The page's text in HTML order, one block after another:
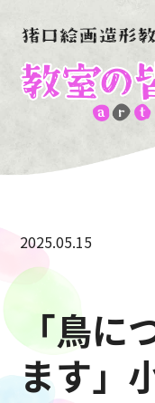
2025.05.15
「鳥に
ます」